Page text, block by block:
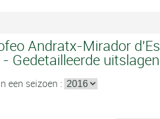
Andratx-Mirador d'Es
Gedetailleerde uitslagen
een seizoen :